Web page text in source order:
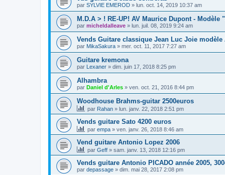
par SYLVIE EMEROD » lun. oct. 14, 2019 10:37 am
M.D.A > ! RE-UP! AV Maurice Dupont - Modèle
par micheldalleave » lun. juil. 08, 2019 9:24 am
Vends Guitare classique Jean Luc Joie modèle
par MikaSakura » mer. oct. 11, 2017 7:27 am
Guitare kremona
par Lexaner » dim. juin 17, 2018 8:25 pm
Alhambra
par Daniel d'Arles » ven. oct. 21, 2016 8:44 pm
Woodhouse Brahms-guitar 2500euros
par Rahan » lun. janv. 22, 2018 2:51 pm
Vends guitare Sato 4200 euros
par empa » ven. janv. 26, 2018 8:46 am
Vend guitare Antonio Lopez 2006
par Geff » sam. janv. 13, 2018 12:16 pm
Vends guitare Antonio PICADO année 2005,
par depassage » dim. mai 28, 2017 2:08 pm